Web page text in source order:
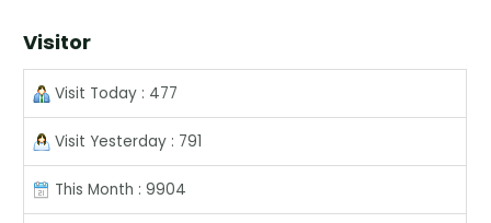
Visitor
Visit Today : 477
Visit Yesterday : 791
This Month : 9904